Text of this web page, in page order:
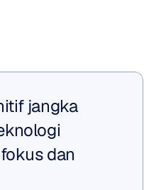
jangka
dan